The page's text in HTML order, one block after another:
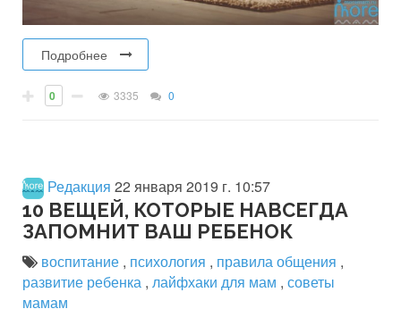
Подробнее
0 3335 0
Редакция 22 января 2019 г. 10:57
10 ВЕЩЕЙ, КОТОРЫЕ НАВСЕГДА
ЗАПОМНИТ ВАШ РЕБЕНОК
воспитание , психология , правила общения ,
развитие ребенка , лайфхаки для мам , советы
мамам